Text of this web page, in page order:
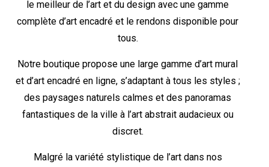
le meilleur de l’art et du design avec une gamme
complète d’art encadré et le rendons disponible pour
tous.
Notre boutique propose une large gamme d’art mural
et d’art encadré en ligne, s’adaptant à tous les styles ;
des paysages naturels calmes et des panoramas
fantastiques de la ville à l’art abstrait audacieux ou
discret.
Malgré la variété stylistique de l’art dans nos